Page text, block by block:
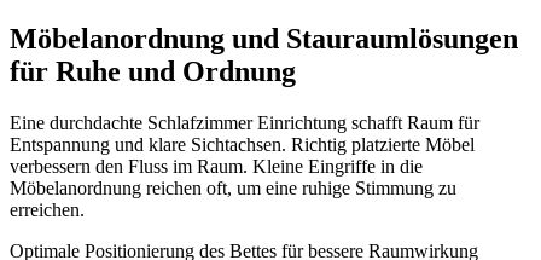
Möbelanordnung und Stauraumlösungen
für Ruhe und Ordnung
Eine durchdachte Schlafzimmer Einrichtung schafft Raum für
Entspannung und klare Sichtachsen. Richtig platzierte Möbel
verbessern den Fluss im Raum. Kleine Eingriffe in die
Möbelanordnung reichen oft, um eine ruhige Stimmung zu
erreichen.
Optimale Positionierung des Bettes für bessere Raumwirkung